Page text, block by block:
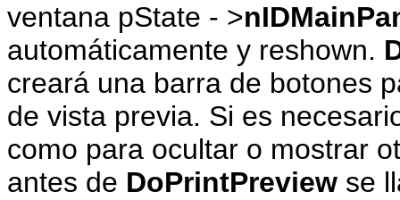
ventana pState - >
automáticamente y reshown.
creará una barra de botones
de vista previa. Si es
como para ocultar o mostrar
antes de DoPrintPreview se